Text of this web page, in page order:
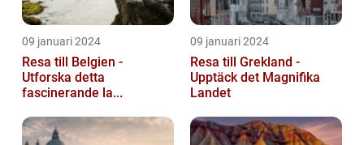
09 januari 2024
Resa till Belgien -
Utforska detta
fascinerande la...
09 januari 2024
Resa till Grekland -
Upptäck det Magnifika
Landet